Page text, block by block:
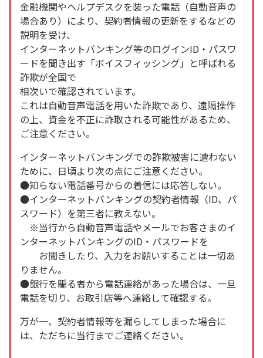
金融機関やヘルプデスクを装った電話（自動音声の
場合あり）により、契約者情報の更新をするなどの
説明を受け、
インターネットバンキング等のログインID・パスワ
ードを聞き出す「ボイスフィッシング」と呼ばれる
詐欺が全国で
相次いで確認されています。
これは自動音声電話を用いた詐欺であり、遠隔操作
の上、資金を不正に詐取される可能性があるため、
ご注意ください。
インターネットバンキングでの詐欺被害に遭わない
ために、日頃より次の点にご注意ください。
●知らない電話番号からの着信には応答しない。
●インターネットバンキングの契約者情報（ID、パ
スワード）を第三者に教えない。
※当行から自動音声電話やメールでお客さまのイ
ンターネットバンキングのID・パスワードを
お聞きしたり、入力をお願いすることは一切あ
りません。
●銀行を騙る者から電話連絡があった場合は、一旦
電話を切り、お取引店等へ連絡して確認する。
万が一、契約者情報等を漏らしてしまった場合に
は、ただちに当行までご連絡ください。